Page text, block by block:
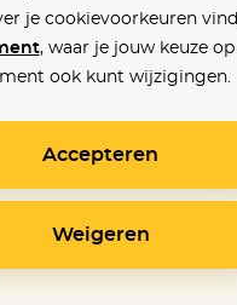
je cookievoorkeuren
, waar je jouw keuze
ook kunt wijzigingen.
Accepteren
Weigeren